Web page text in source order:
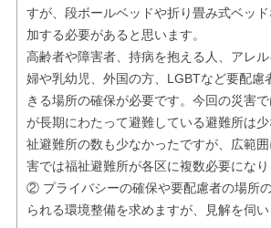
すが、段ボールベッドや折り畳み式ベッ
加する必要があると思います。
高齢者や障害者、持病を抱える人、アレ
婦や乳幼児、外国の方、LGBTなど要配慮
きる場所の確保が必要です。今回の災害
が長期にわたって避難している避難所は
祉避難所の数も少なかったですが、広範
害では福祉避難所が各区に複数必要になり
② プライバシーの確保や要配慮者の場所
られる環境整備を求めますが、見解を伺い